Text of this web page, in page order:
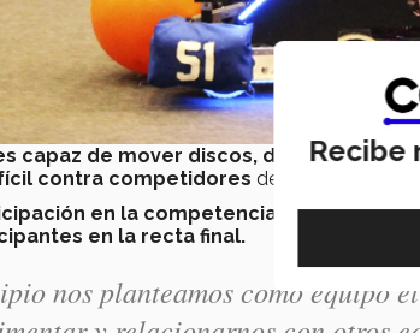
capaz de mover discos, desplazarse,
contra competidores de ideas afines.
en la competencia llevó aBlue
en la recta final.
nos planteamos como equipo
Recibe